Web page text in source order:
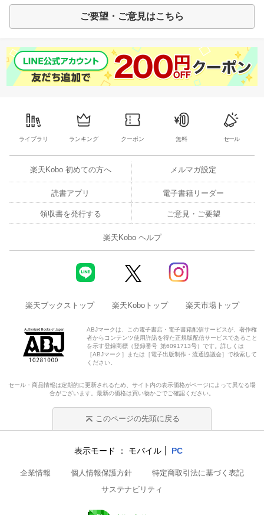
ご要望・ご意見はこちら
ライブラリ ランキング クーポン 無料 セール
楽天Kobo 初めての方へ メルマガ設定
読書アプリ 電子書籍リーダー
領収書を発行する ご意見・ご要望
楽天Kobo ヘルプ
楽天ブックストップ 楽天Koboトップ 楽天市場トップ
ABJマークは、この電子書店・電子書籍配信サービスが、著作権
者からコンテンツ使用許諾を得た正規版配信サービスであること
を示す登録商標（登録番号 第6091713号）です。詳しくは
［ABJマーク］または［電子出版制作・流通協議会］で検索して
ください。
セール・商品情報は定期的に更新されるため、サイト内の表示価格がページによって異なる場
合がございます。最新の価格は買い物かごでご確認ください。
このページの先頭に戻る
表示モード モバイル PC
企業情報 個人情報保護方針
特定商取引法に基づく表記
サステナビリティ